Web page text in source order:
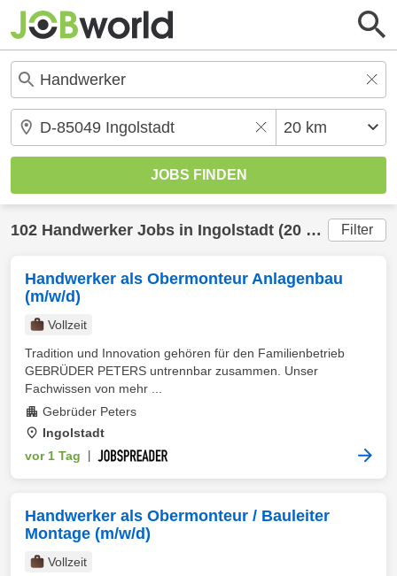
102 Handwerker Jobs in Ingolstadt (20 km) gefunden Filter
Handwerker als Obermonteur Anlagenbau
(m/w/d)
Vollzeit
Tradition und Innovation gehören für den Familienbetrieb
GEBRÜDER PETERS untrennbar zusammen. Unser
Fachwissen von mehr ...
Gebrüder Peters
Ingolstadt
vor 1 Tag
Handwerker als Obermonteur / Bauleiter
Montage (m/w/d)
Vollzeit